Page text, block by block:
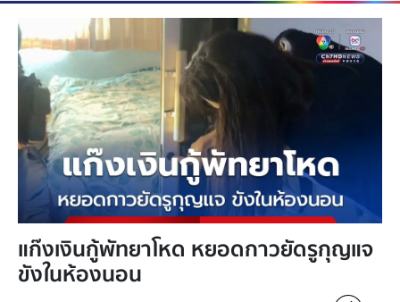
แก๊งเงินกู้พัทยาโหด หยอดกาวยัดรูกุญแจ
ขังในห้องนอน